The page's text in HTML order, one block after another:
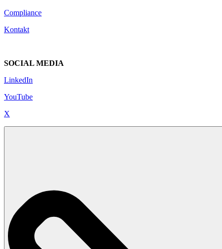
Compliance
Kontakt
SOCIAL MEDIA
LinkedIn
YouTube
X